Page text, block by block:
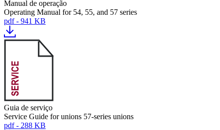
Manual de operação
Operating Manual for 54, 55, and 57 series
pdf - 941 KB
Guia de serviço
Service Guide for unions 57-series unions
pdf - 288 KB